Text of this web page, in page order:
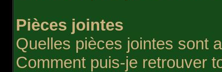
Pièces jointes
Quelles pièces jointes sont
Comment puis-je retrouver